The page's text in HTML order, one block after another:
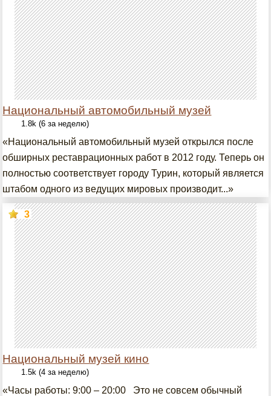
Национальный автомобильный музей
1.8k (6 за неделю)
«Национальный автомобильный музей открылся после
обширных реставрационных работ в 2012 году. Теперь он
полностью соответствует городу Турин, который является
штабом одного из ведущих мировых производит...»
Национальный музей кино
3
1.5k (4 за неделю)
«Часы работы: 9:00 – 20:00 Это не совсем обычный